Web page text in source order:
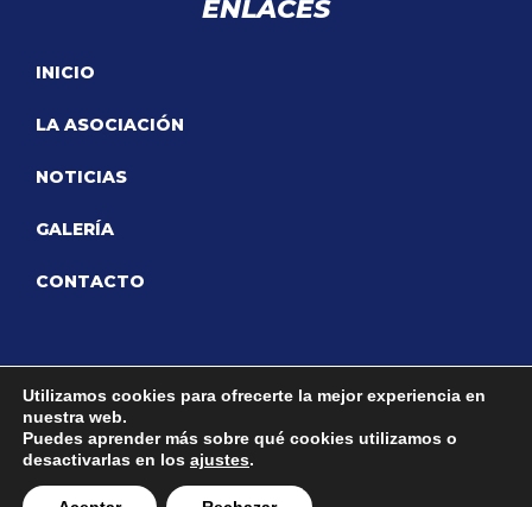
ENLACES
INICIO
LA ASOCIACIÓN
NOTICIAS
GALERÍA
CONTACTO
Utilizamos cookies para ofrecerte la mejor experiencia en
nuestra web.
Puedes aprender más sobre qué cookies utilizamos o
desactivarlas en los ajustes.